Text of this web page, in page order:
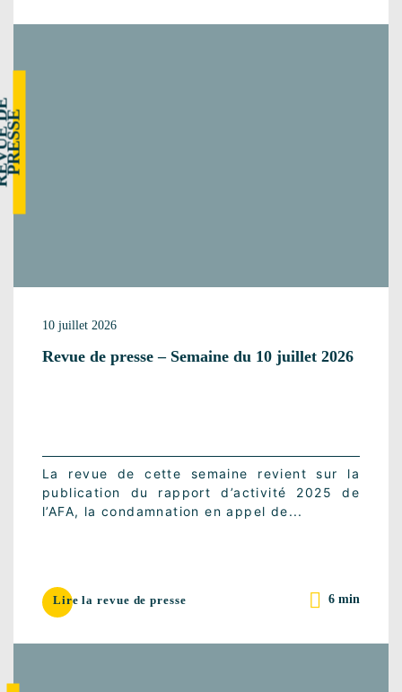
D
E
10 juillet 2026
Revue de presse – Semaine du 10 juillet 2026
La revue de cette semaine revient sur la
publication du rapport d’activité 2025 de
l’AFA, la condamnation en appel de...
Lire la revue de presse 6 min